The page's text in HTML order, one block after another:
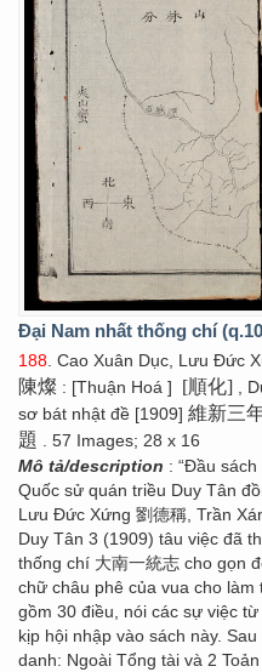
Đại Nam nhất thống chí
188. Cao Xuân Dục, Lưu Đức
陳燦 : [Thuận Hoá ] [順化] ,
sơ bát nhật đề [1909] 維新三
題 . 57 Images; 28 x 16
Mô tả/description : “Đầu
Quốc sử quán triều Duy Tân
Lưu Đức Xứng 劉德稱, Trần
Duy Tân 3 (1909) tâu việc đã
thống chí 大南一統志 cho gọn
chữ châu phê của vua cho
gồm 30 điều, nói các sự việc
kịp hội nhập vào sách này.
danh: Ngoài Tổng tài và 2